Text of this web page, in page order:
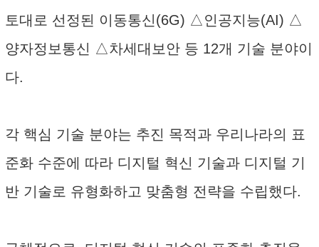
토대로 선정된 이동통신(6G) △인공지능(AI) △
양자정보통신 △차세대보안 등 12개 기술 분야이
다.
각 핵심 기술 분야는 추진 목적과 우리나라의 표
준화 수준에 따라 디지털 혁신 기술과 디지털 기
반 기술로 유형화하고 맞춤형 전략을 수립했다.